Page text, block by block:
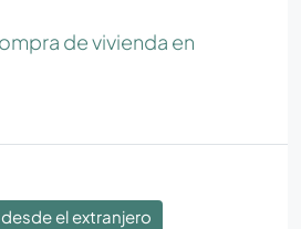
de vivienda en
el extranjero